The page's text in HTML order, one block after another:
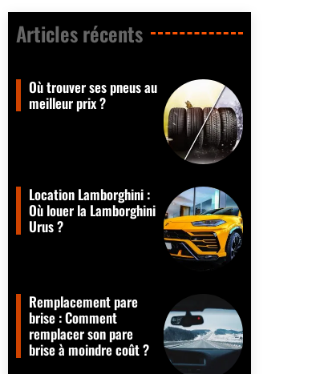
Articles récents​
Où trouver ses pneus au
meilleur prix ?
Location Lamborghini :
Où louer la Lamborghini
Urus ?
Remplacement pare
brise : Comment
remplacer son pare
brise à moindre coût ?